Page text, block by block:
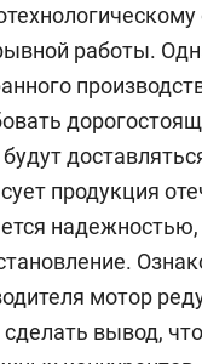
работы.
продукция
мотор
вывод,